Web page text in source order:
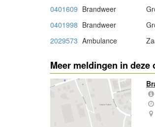
0401609 Brandweer
0401998 Brandweer
2029573 Ambulance
Meer meldingen in deze